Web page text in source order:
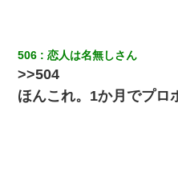
506 恋人は名無しさん
>>504
ほんこれ。1か月でプロ